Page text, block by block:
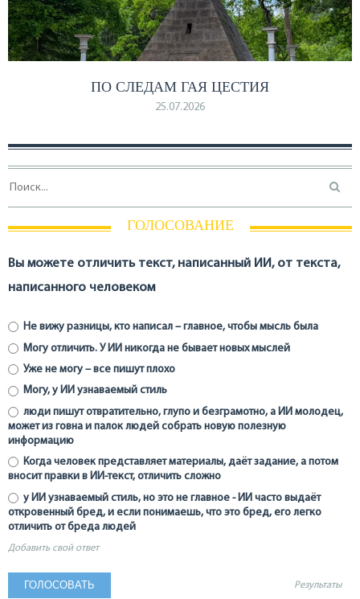
ПО СЛЕДАМ ГАЯ ЦЕСТИЯ
25.07.2026
ГОЛОСОВАНИЕ
Вы можете отличить текст, написанный ИИ, от текста,
написанного человеком
Не вижу разницы, кто написал – главное, чтобы мысль была
Могу отличить. У ИИ никогда не бывает новых мыслей
Уже не могу – все пишут плохо
Могу, у ИИ узнаваемый стиль
люди пишут отвратительно, глупо и безграмотно, а ИИ молодец,
может из говна и палок людей собрать новую полезную
информацию
Когда человек представляет материалы, даёт задание, а потом
вносит правки в ИИ-текст, отличить сложно
у ИИ узнаваемый стиль, но это не главное - ИИ часто выдаёт
откровенный бред, и если понимаешь, что это бред, его легко
отличить от бреда людей
Добавить свой ответ
Результаты